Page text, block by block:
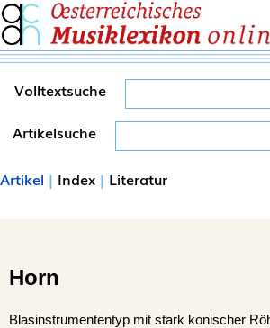
Volltextsuche
Artikelsuche
Artikel | Index | Literatur
Horn
Blasinstrumententyp mit stark konischer